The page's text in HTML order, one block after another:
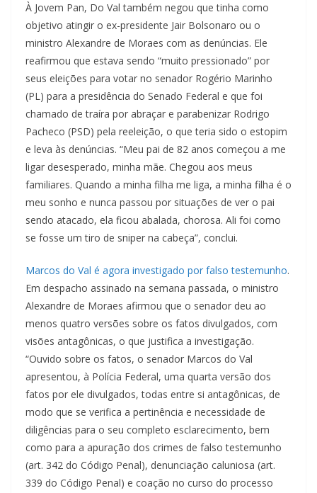
À Jovem Pan, Do Val também negou que tinha como
objetivo atingir o ex-presidente Jair Bolsonaro ou o
ministro Alexandre de Moraes com as denúncias. Ele
reafirmou que estava sendo “muito pressionado” por
seus eleições para votar no senador Rogério Marinho
(PL) para a presidência do Senado Federal e que foi
chamado de traíra por abraçar e parabenizar Rodrigo
Pacheco (PSD) pela reeleição, o que teria sido o estopim
e leva às denúncias. “Meu pai de 82 anos começou a me
ligar desesperado, minha mãe. Chegou aos meus
familiares. Quando a minha filha me liga, a minha filha é o
meu sonho e nunca passou por situações de ver o pai
sendo atacado, ela ficou abalada, chorosa. Ali foi como
se fosse um tiro de sniper na cabeça”, conclui.
Marcos do Val é agora investigado por falso testemunho.
Em despacho assinado na semana passada, o ministro
Alexandre de Moraes afirmou que o senador deu ao
menos quatro versões sobre os fatos divulgados, com
visões antagônicas, o que justifica a investigação.
“Ouvido sobre os fatos, o senador Marcos do Val
apresentou, à Polícia Federal, uma quarta versão dos
fatos por ele divulgados, todas entre si antagônicas, de
modo que se verifica a pertinência e necessidade de
diligências para o seu completo esclarecimento, bem
como para a apuração dos crimes de falso testemunho
(art. 342 do Código Penal), denunciação caluniosa (art.
339 do Código Penal) e coação no curso do processo